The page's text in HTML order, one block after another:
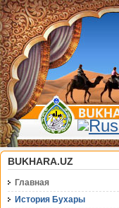
BUKHARA.UZ
Главная
История Бухары